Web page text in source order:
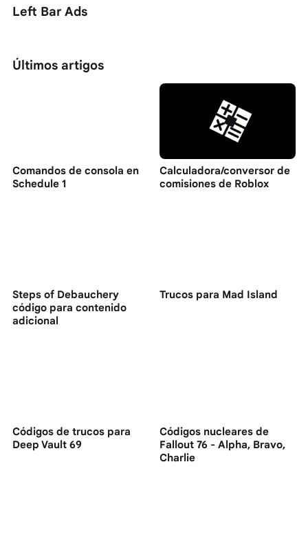
Left Bar Ads
Últimos artigos
Comandos de consola en
Schedule 1
Calculadora/conversor de
comisiones de Roblox
Steps of Debauchery
código para contenido
adicional
Trucos para Mad Island
Códigos de trucos para
Deep Vault 69
Códigos nucleares de
Fallout 76 - Alpha, Bravo,
Charlie